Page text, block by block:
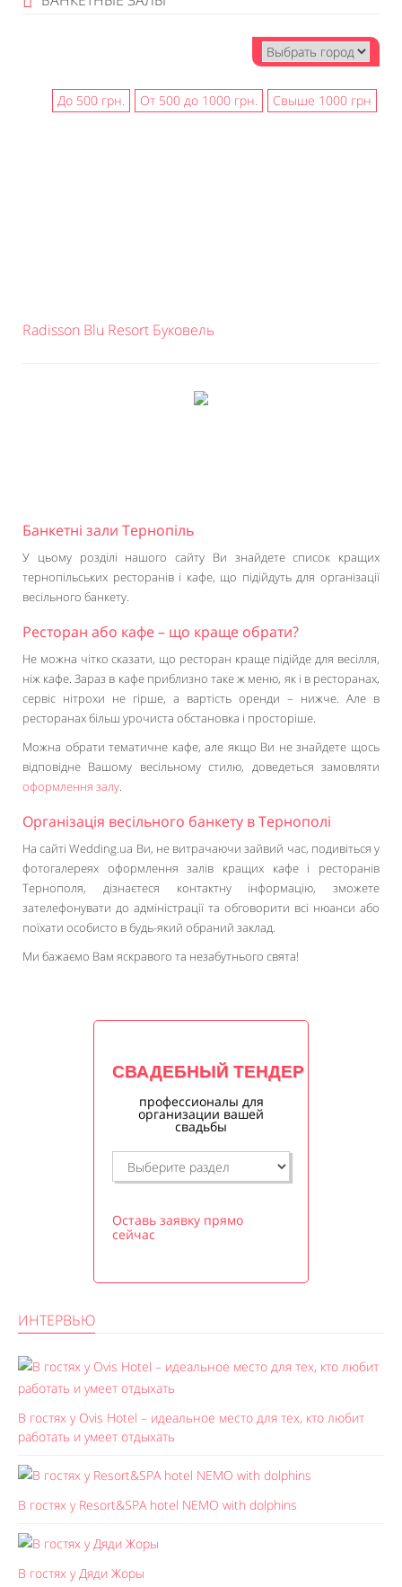
До 500 грн. От 500 до 1000 грн. Свыше 1000 грн
Radisson Blu Resort Буковель
Банкетні зали Тернопіль
У цьому розділі нашого сайту Ви знайдете список кращих
тернопільських ресторанів і кафе, що підійдуть для організації
весільного банкету.
Ресторан або кафе – що краще обрати?
Не можна чітко сказати, що ресторан краще підійде для весілля,
ніж кафе. Зараз в кафе приблизно таке ж меню, як і в ресторанах,
сервіс нітрохи не гірше, а вартість оренди – нижче. Але в
ресторанах більш урочиста обстановка і просторіше.
Можна обрати тематичне кафе, але якщо Ви не знайдете щось
відповідне Вашому весільному стилю, доведеться замовляти
оформлення залу.
Організація весільного банкету в Тернополі
На сайті Wedding.ua Ви, не витрачаючи зайвий час, подивіться у
фотогалереях оформлення залів кращих кафе і ресторанів
Тернополя, дізнаєтеся контактну інформацію, зможете
зателефонувати до адміністрації та обговорити всі нюанси або
поїхати особисто в будь-який обраний заклад.
Ми бажаємо Вам яскравого та незабутнього свята!
СВАДЕБНЫЙ ТЕНДЕР
профессионалы для
организации вашей
свадьбы
Оставь заявку прямо
сейчас
ИНТЕРВЬЮ
В гостях у Ovis Hotel – идеальное место для тех, кто любит
работать и умеет отдыхать
В гостях у Resort&SPA hotel NEMO with dolphins
В гостях у Дяди Жоры